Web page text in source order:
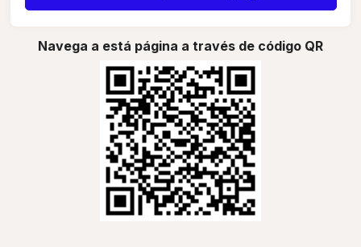
Navega a está página a través de código QR